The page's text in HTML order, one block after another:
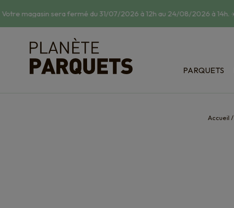
magasin sera fermé du 31/07/2026 à 12h au 24/08/2026 à 14h.☀️
PARQUETS
Bois exotique
Accueil /